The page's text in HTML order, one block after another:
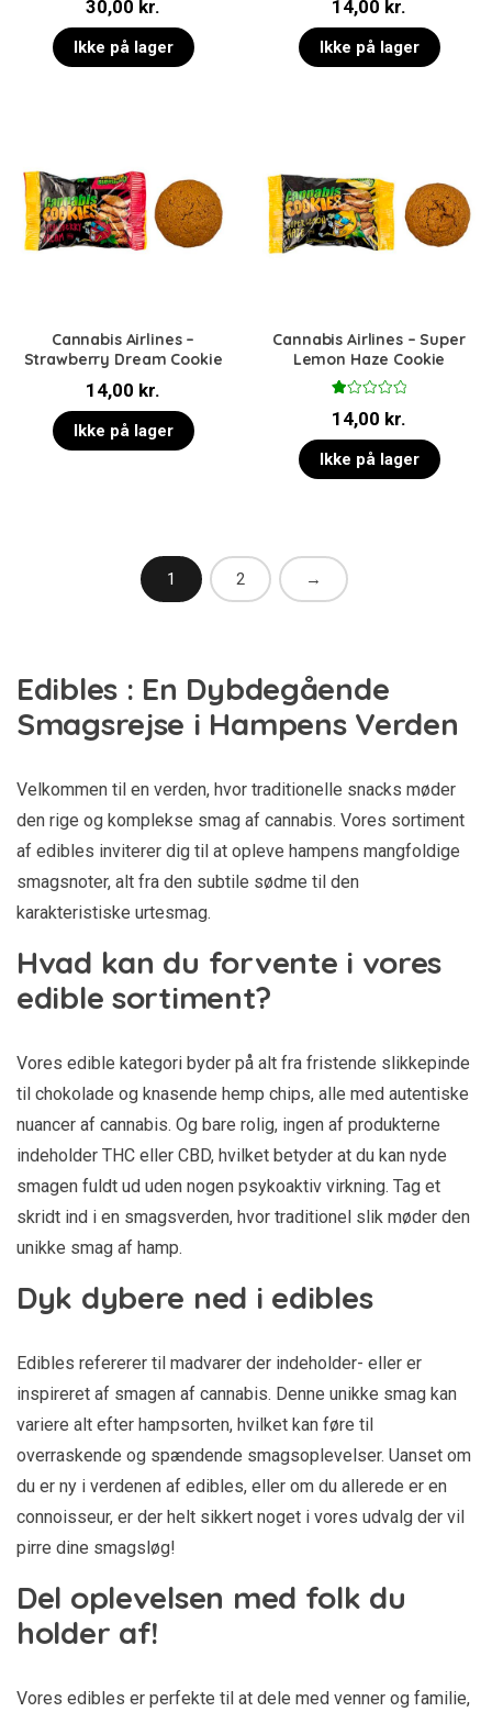
30,00 kr.
Ikke på lager
14,00 kr.
Ikke på lager
Cannabis Airlines –
Strawberry Dream Cookie
14,00 kr.
Ikke på lager
Cannabis Airlines – Super
Lemon Haze Cookie
ur
et
14,00 kr.
Ikke på lager
1 2 →
Edibles : En Dybdegående
Smagsrejse i Hampens Verden
Velkommen til en verden, hvor traditionelle snacks møder
den rige og komplekse smag af cannabis. Vores sortiment
af edibles inviterer dig til at opleve hampens mangfoldige
smagsnoter, alt fra den subtile sødme til den
karakteristiske urtesmag.
Hvad kan du forvente i vores
edible sortiment?
Vores edible kategori byder på alt fra fristende slikkepinde
til chokolade og knasende hemp chips, alle med autentiske
nuancer af cannabis. Og bare rolig, ingen af produkterne
indeholder THC eller CBD, hvilket betyder at du kan nyde
smagen fuldt ud uden nogen psykoaktiv virkning. Tag et
skridt ind i en smagsverden, hvor traditionel slik møder den
unikke smag af hamp.
Dyk dybere ned i edibles
Edibles refererer til madvarer der indeholder- eller er
inspireret af smagen af cannabis. Denne unikke smag kan
variere alt efter hampsorten, hvilket kan føre til
overraskende og spændende smagsoplevelser. Uanset om
du er ny i verdenen af edibles, eller om du allerede er en
connoisseur, er der helt sikkert noget i vores udvalg der vil
pirre dine smagsløg!
Del oplevelsen med folk du
holder af!
Vores edibles er perfekte til at dele med venner og familie,